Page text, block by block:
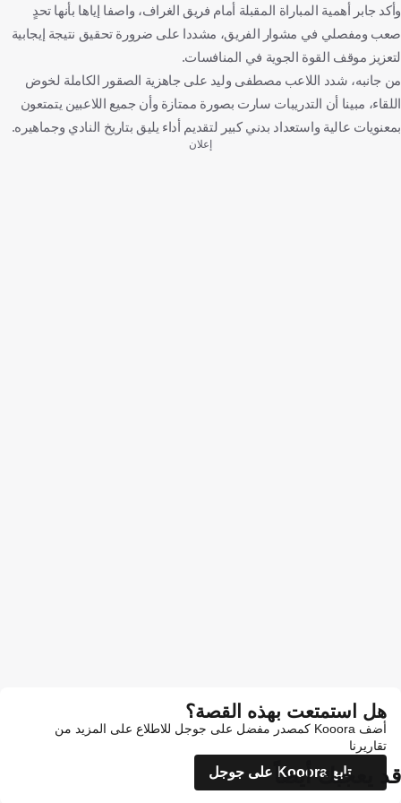
وأكد جابر أهمية المباراة المقبلة أمام فريق الغراف، واصفا إياها بأنها تحدٍ
صعب ومفصلي في مشوار الفريق، مشددا على ضرورة تحقيق نتيجة إيجابية
لتعزيز موقف القوة الجوية في المنافسات.
من جانبه، شدد اللاعب مصطفى وليد على جاهزية الصقور الكاملة لخوض
اللقاء، مبينا أن التدريبات سارت بصورة ممتازة وأن جميع اللاعبين يتمتعون
بمعنويات عالية واستعداد بدني كبير لتقديم أداء يليق بتاريخ النادي وجماهيره.
إعلان
هل استمتعت بهذه القصة؟
أضف Kooora كمصدر مفضل على جوجل للاطلاع على المزيد من
تقاريرنا
تابع Kooora على جوجل
قد يعجبك أيضاً